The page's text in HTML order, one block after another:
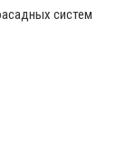
систем